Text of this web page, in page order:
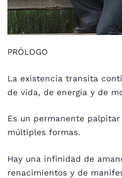
PRÓLOGO
La existencia transita
de vida, de energía y de
Es un permanente
múltiples formas.
Hay una infinidad de
renacimientos y de